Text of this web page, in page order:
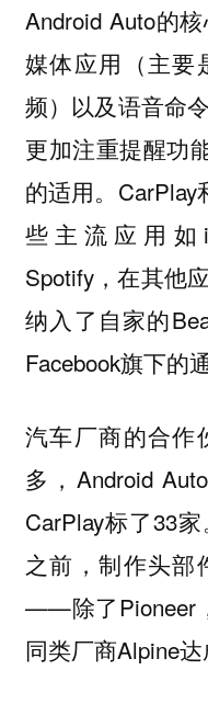
Android Auto的
媒体应用（主要
频）以及语音命
更加注重提醒功
的适用。CarPlay
些主流应用如
Spotify，在其他
纳入了自家的
Facebook旗下的
汽车厂商的合作
多，Android
CarPlay标了33
之前，制作头部
——除了Pioneer
同类厂商Alpine达